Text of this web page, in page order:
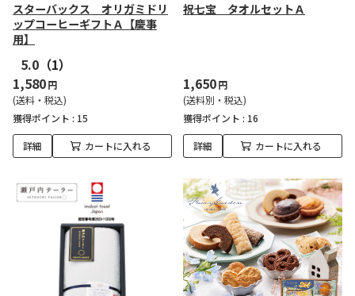
スターバックス オリガミドリ
ップコーヒーギフトＡ【慶事
用】
5.0 （1）
1,580円
(送料・税込)
獲得ポイント : 15
詳細 カートに入れる
祝七宝 タオルセットＡ
1,650円
(送料別・税込)
獲得ポイント : 16
詳細 カートに入れる